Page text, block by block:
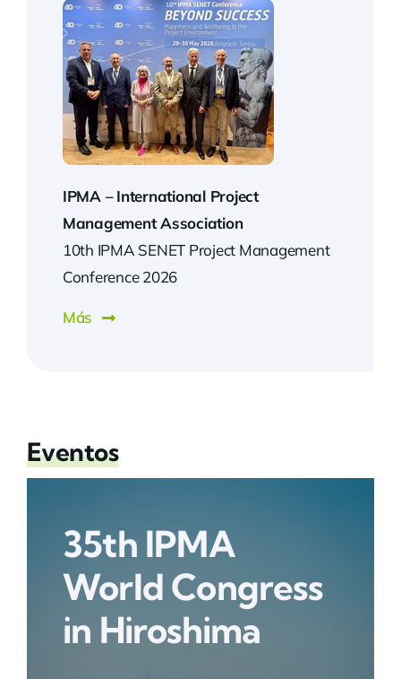
IPMA – International Project
Management Association
10th IPMA SENET Project Management
Conference 2026
Más
Eventos
35th IPMA
World Congress
in Hiroshima